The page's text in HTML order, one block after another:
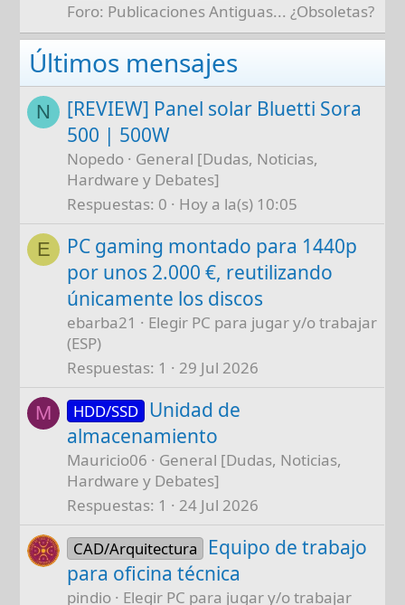
Foro: Publicaciones Antiguas... ¿Obsoletas?
Últimos mensajes
N
[REVIEW] Panel solar Bluetti Sora
500 | 500W
Nopedo
General [Dudas, Noticias,
Hardware y Debates]
Respuestas 0 Hoy a la(s) 10:05
E
PC gaming montado para 1440p
por unos 2.000 €, reutilizando
únicamente los discos
ebarba21
Elegir PC para jugar y/o trabajar
(ESP)
Respuestas 1 29 Jul 2026
M HDD/SSD Unidad de
almacenamiento
Mauricio06
General [Dudas, Noticias,
Hardware y Debates]
Respuestas 1 24 Jul 2026
CAD/Arquitectura
Equipo de trabajo
para oficina técnica
pindio Elegir PC para jugar y/o trabajar